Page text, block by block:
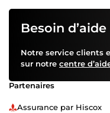
Besoin d’aide
Notre service clients
sur notre centre
Partenaires
Assurance par Hiscox